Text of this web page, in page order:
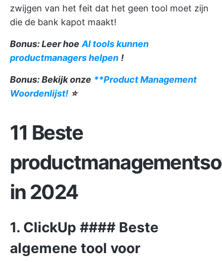
zwijgen van het feit dat het geen tool moet zijn
die de bank kapot maakt!
Bonus: Leer hoe AI tools kunnen
productmanagers helpen !
Bonus: Bekijk onze **Product Management
Woordenlijst! ⭐️
11 Beste
in 2024
1. ClickUp #### Beste
algemene tool voor